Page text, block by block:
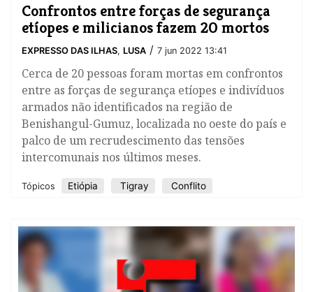
Confrontos entre forças de segurança
etíopes e milicianos fazem 20 mortos
EXPRESSO DAS ILHAS, LUSA / 7 jun 2022 13:41
Cerca de 20 pessoas foram mortas em confrontos
entre as forças de segurança etíopes e indivíduos
armados não identificados na região de
Benishangul-Gumuz, localizada no oeste do país e
palco de um recrudescimento das tensões
intercomunais nos últimos meses.
Tópicos Etiópia Tigray Conflito